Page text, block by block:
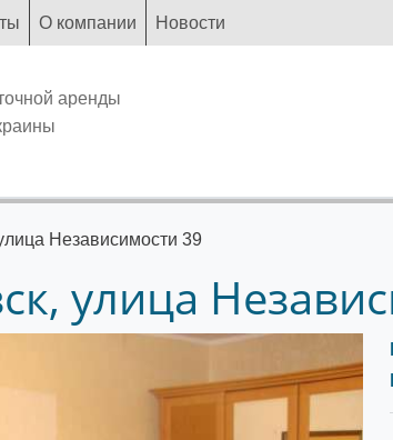
О компании Новости
аренды
Независимости 39
улица